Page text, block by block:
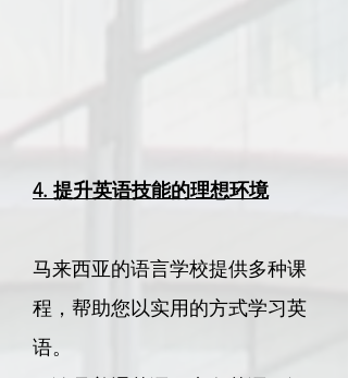
4. 提升英语技能的理想环境
马来西亚的语言学校提供多种课
程，帮助您以实用的方式学习英
语。